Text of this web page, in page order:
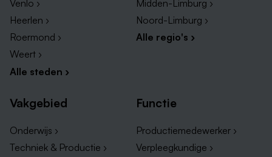
Venlo ›
Heerlen ›
Roermond ›
Weert ›
Alle steden ›
Midden-Limburg ›
Noord-Limburg ›
Alle regio's ›
Vakgebied
Onderwijs ›
Techniek & Productie ›
Functie
Productiemedewerker ›
Verpleegkundige ›